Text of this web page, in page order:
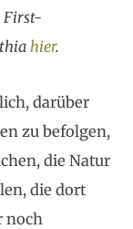
First-
hier.
darüber
zu befolgen,
die Natur
die dort
noch